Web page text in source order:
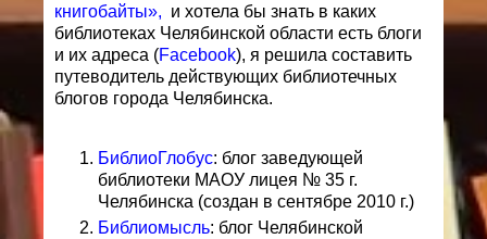
книгобайты», и хотела бы знать в каких
библиотеках Челябинской области есть блоги
и их адреса (Facebook), я решила составить
путеводитель действующих библиотечных
блогов города Челябинска.
БиблиоГлобус: блог заведующей
библиотеки МАОУ лицея № 35 г.
Челябинска (создан в сентябре 2010 г.)
Библиомысль: блог Челябинской